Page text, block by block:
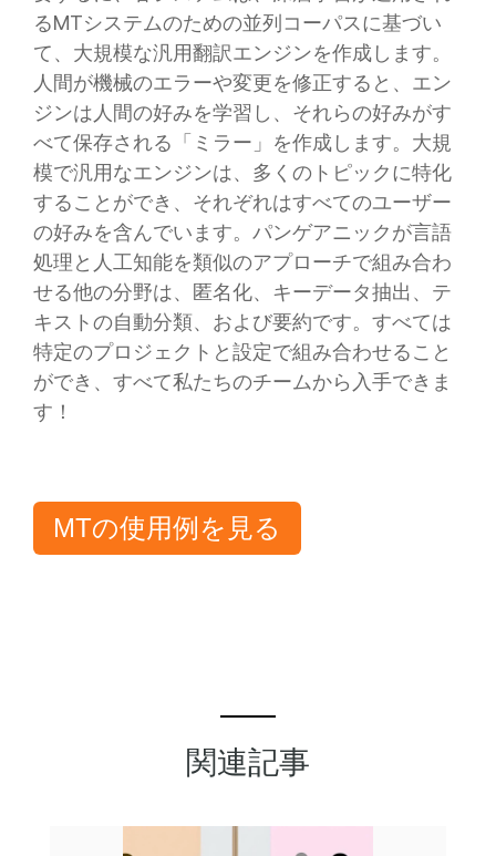
るMTシステムのための並列コーパスに基づい
て、大規模な汎用翻訳エンジンを作成します。
人間が機械のエラーや変更を修正すると、エン
ジンは人間の好みを学習し、それらの好みがす
べて保存される「ミラー」を作成します。大規
模で汎用なエンジンは、多くのトピックに特化
することができ、それぞれはすべてのユーザー
の好みを含んでいます。パンゲアニックが言語
処理と人工知能を類似のアプローチで組み合わ
せる他の分野は、匿名化、キーデータ抽出、テ
キストの自動分類、および要約です。すべては
特定のプロジェクトと設定で組み合わせること
ができ、すべて私たちのチームから入手できま
す！
MTの使用例を見る
関連記事